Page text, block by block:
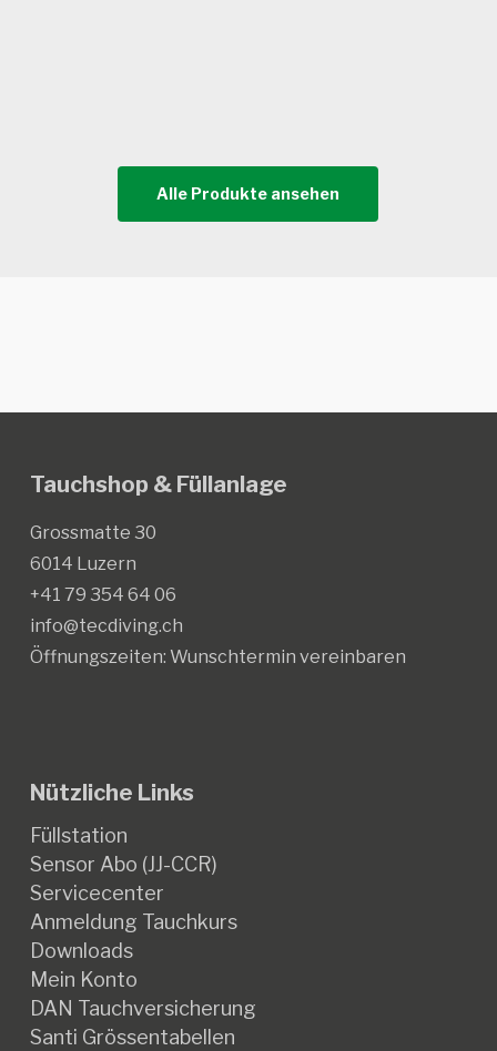
Alle Produkte ansehen
Tauchshop & Füllanlage
Grossmatte 30
6014 Luzern
+41 79 354 64 06
info@tecdiving.ch
Öffnungszeiten: Wunschtermin vereinbaren
Nützliche Links
Füllstation
Sensor Abo (JJ-CCR)
Servicecenter
Anmeldung Tauchkurs
Downloads
Mein Konto
DAN Tauchversicherung
Santi Grössentabellen